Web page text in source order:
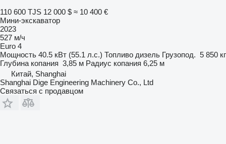
110 600 TJS 12 000 $ ≈ 10 400 €
Мини-экскаватор
2023
527 м/ч
Euro 4
Мощность 40.5 кВт (55.1 л.с.) Топливо дизель Грузопод. 5 850 кг
Глубина копания 3,85 м Радиус копания 6,25 м
Китай, Shanghai
Shanghai Dige Engineering Machinery Co., Ltd
Связаться с продавцом